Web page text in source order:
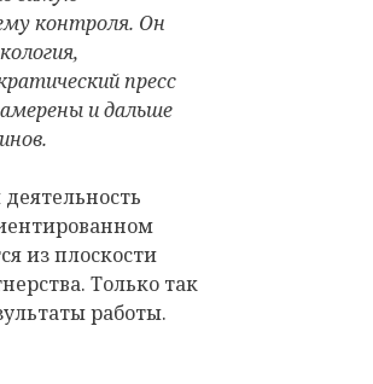
контроля. Он
пресс
и дальше
из плоскости
Только так
работы.